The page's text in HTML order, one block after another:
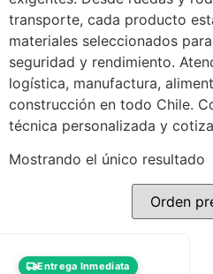
transporte, cada producto
materiales seleccionados
seguridad y rendimiento.
logística, manufactura,
construcción en todo Chile.
técnica personalizada y
Mostrando el único resultado
Entrega Inmediata